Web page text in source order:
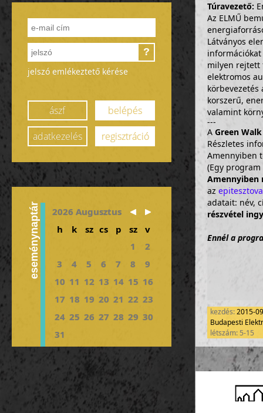
?
jelszó emlékeztető kérése
ászf
belépés
adatkezelés
regisztráció
eseménynaptár
2026 Augusztus
h
k sz cs p sz
v
1
2
3
4 5 6 7 8
9
10 11 12 13 14 15 16
17 18 19 20 21 22 23
24 25 26 27 28 29 30
31
Túravezető:
Az ELMŰ
Látványos
milyen rejtett
elektromos
korszerű,
valamint
---
A Green Walk
Részletes
Amennyiben
(Egy
Amennyiben
az
adatait: név,
részvétel
Ennél a
kezdés:2015-
Budapesti
létszám: 5-15